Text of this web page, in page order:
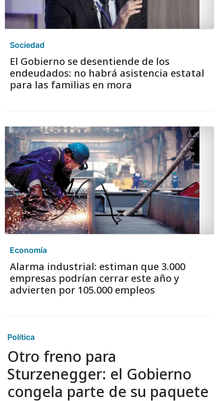
Sociedad
El Gobierno se desentiende de los
endeudados: no habrá asistencia estatal
para las familias en mora
Economía
Alarma industrial: estiman que 3.000
empresas podrían cerrar este año y
advierten por 105.000 empleos
Política
Otro freno para
Sturzenegger: el Gobierno
congela parte de su paquete